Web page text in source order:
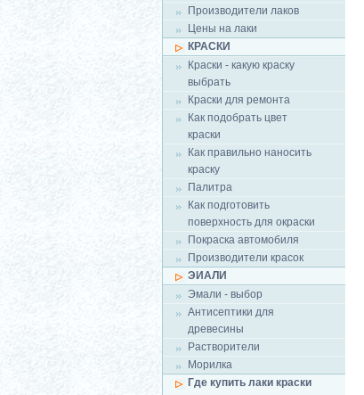
Производители лаков
Цены на лаки
КРАСКИ
Краски - какую краску
выбрать
Краски для ремонта
Как подобрать цвет
краски
Как правильно наносить
краску
Палитра
Как подготовить
поверхность для окраски
Покраска автомобиля
Производители красок
ЭИАЛИ
Эмали - выбор
Антисептики для
древесины
Растворители
Морилка
Где купить лаки краски